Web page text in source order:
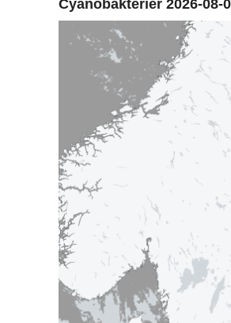
Cyanobakterier 2026-08-